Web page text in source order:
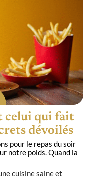
celui qui fait
dévoilés
pour le repas du soir
notre poids. Quand la